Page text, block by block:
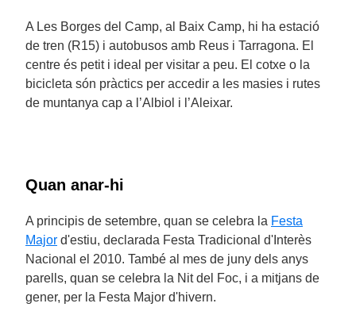
A Les Borges del Camp, al Baix Camp, hi ha estació
de tren (R15) i autobusos amb Reus i Tarragona. El
centre és petit i ideal per visitar a peu. El cotxe o la
bicicleta són pràctics per accedir a les masies i rutes
de muntanya cap a l’Albiol i l’Aleixar.
Quan anar-hi
A principis de setembre, quan se celebra la Festa
Major d'estiu, declarada Festa Tradicional d'Interès
Nacional el 2010. També al mes de juny dels anys
parells, quan se celebra la Nit del Foc, i a mitjans de
gener, per la Festa Major d'hivern.